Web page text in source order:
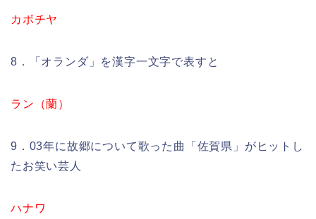
カボチヤ
8．「オランダ」を漢字一文字で表すと
ラン（蘭）
9．03年に故郷について歌った曲「佐賀県」がヒットし
たお笑い芸人
ハナワ